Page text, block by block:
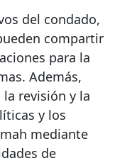
del condado,
compartir
para la
Además,
revisión y la
y los
mediante
de